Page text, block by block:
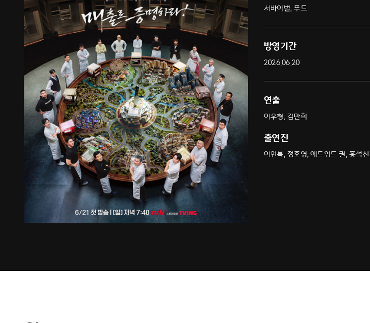
서바이벌, 푸드
방영기간
2026.06.20
연출
이우형, 김만희
출연진
이연복, 정호영, 에드워드 권, 홍석천